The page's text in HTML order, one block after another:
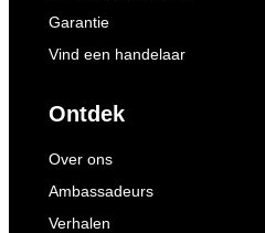
Garantie
Vind een handelaar
Ontdek
Over ons
Ambassadeurs
Verhalen